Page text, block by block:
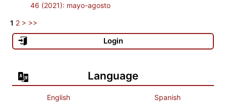
46 (2021): mayo-agosto
1 2 > >>
Login
Language
English Spanish